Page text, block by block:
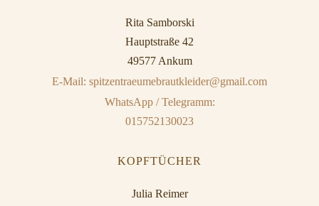
Rita Samborski
Hauptstraße 42
49577 Ankum
E-Mail: spitzentraeumebrautkleider@gmail.com
WhatsApp / Telegramm:
015752130023
KOPFTÜCHER
Julia Reimer